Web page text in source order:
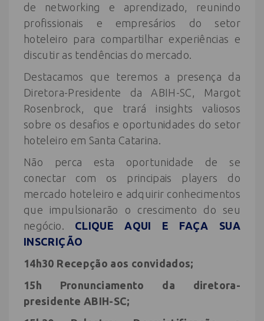
de networking e aprendizado, reunindo
profissionais e empresários do setor
hoteleiro para compartilhar experiências e
discutir as tendências do mercado.
Destacamos que teremos a presença da
Diretora-Presidente da ABIH-SC, Margot
Rosenbrock, que trará insights valiosos
sobre os desafios e oportunidades do setor
hoteleiro em Santa Catarina.
Não perca esta oportunidade de se
conectar com os principais players do
mercado hoteleiro e adquirir conhecimentos
que impulsionarão o crescimento do seu
negócio. CLIQUE AQUI E FAÇA SUA
INSCRIÇÃO
14h30 Recepção aos convidados;
15h Pronunciamento da diretora-
presidente ABIH-SC;